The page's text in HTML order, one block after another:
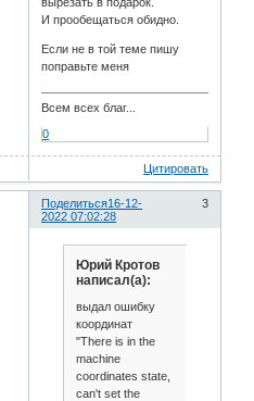
И прообещаться обидно.
Если не в той теме пишу
поправьте меня
Всем всех благ...
0
Цитировать
Поделиться 3
16-12-
2022 07:02:28
Юрий Кротов
написал(а):
выдал ошибку
координат
"There is in the
machine
coordinates state,
can't set the